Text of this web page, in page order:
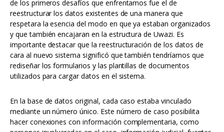
de los primeros desafíos que enfrentamos fue el de
reestructurar los datos existentes de una manera que
respetara la esencia del modo en que ya estaban organizados
y que también encajaran en la estructura de Uwazi. Es
importante destacar que la reestructuración de los datos de
cara al nuevo sistema significó que también tendríamos que
rediseñar los formularios y las plantillas de documentos
utilizados para cargar datos en el sistema.
En la base de datos original, cada caso estaba vinculado
mediante un número único. Este número de caso posibilita
hacer conexiones con información complementaria, como